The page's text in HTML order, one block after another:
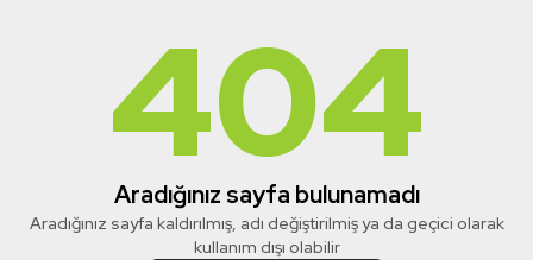
404
Aradığınız sayfa bulunamadı
Aradığınız sayfa kaldırılmış, adı değiştirilmiş ya da geçici olarak
kullanım dışı olabilir